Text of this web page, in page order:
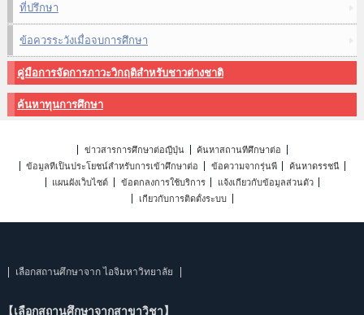
ที่ปรึกษา
ข้อควรระวังเมื่อจบการศึกษา
คู่มือการจัดการภาวะวิกฤติสำหรับชาวต่างชาติ
ค้นหาทุนการศึกษา
ข่าวสารการศึกษาต่อญี่ปุ่น
ค้นหาสถานที่ศึกษาต่อ
ข้อมูลที่เป็นประโยชน์สำหรับการเข้าศึกษาต่อ
ข้อความจากรุ่นพี่
ค้นหาดรรชนี
แผนผังเว็บไซต์
ข้อตกลงการใช้บริการ
แจ้งเกี่ยวกับข้อมูลส่วนตัว
เกี่ยวกับการติดตั้งระบบ
เลือกสถานศึกษาจาก ไอจิมหาวิทยาลัย
【เลือกสถานศึกษาจากสาขาวิชา】